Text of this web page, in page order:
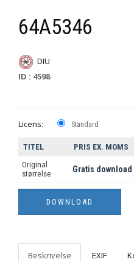
64A5346
DIU
ID : 4598
Licens: Standard
TITEL PRIS EX. MOMS
Original
størrelse
Gratis download
Beskrivelse EXIF